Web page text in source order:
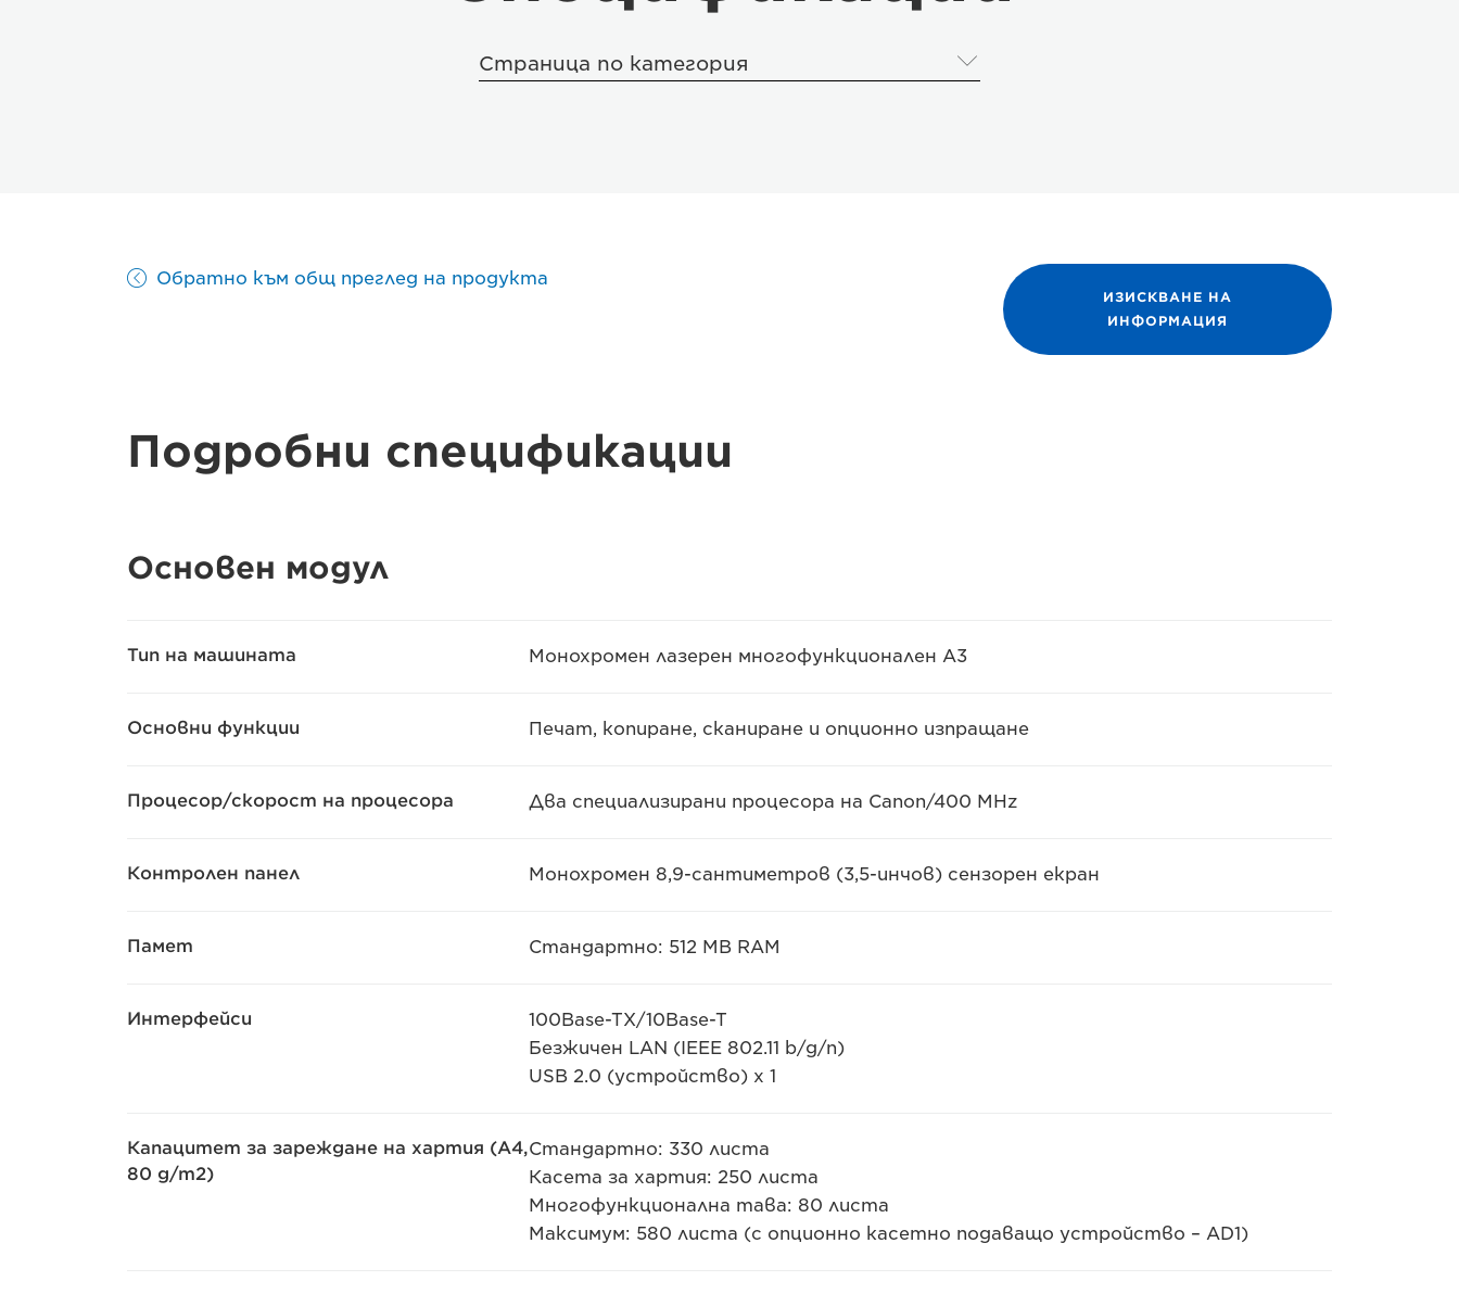
Страница по категория
Обратно към общ преглед на продукта
ИЗИСКВАНЕ НА
ИНФОРМАЦИЯ
Подробни спецификации
Основен модул
Тип на машината Монохромен лазерен многофункционален A3
Основни функции Печат, копиране, сканиране и опционно изпращане
Процесор/скорост на процесора Два специализирани процесора на Canon/400 MHz
Контролен панел Монохромен 8,9-сантиметров (3,5-инчов) сензорен екран
Памет Стандартно: 512 MB RAM
Интерфейси
100Base-TX/10Base-T
Безжичен LAN (IEEE 802.11 b/g/n)
USB 2.0 (устройство) x 1
Капацитет за зареждане на хартия (A4,
80 g/m2)
Стандартно: 330 листа
Касета за хартия: 250 листа
Многофункционална тава: 80 листа
Максимум: 580 листа (с опционно касетно подаващо устройство – AD1)